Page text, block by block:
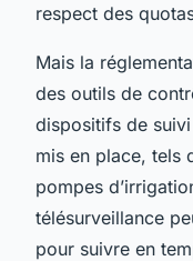
respect des
Mais la
des outils de
dispositifs de suivi
mis en place, tels
pompes
télésurveillance
pour suivre en